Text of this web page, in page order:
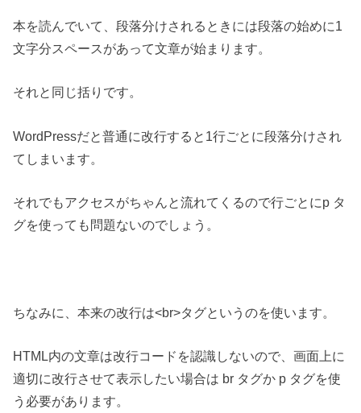
本を読んでいて、段落分けされるときには段落の始めに1
文字分スペースがあって文章が始まります。
それと同じ括りです。
WordPressだと普通に改行すると1行ごとに段落分けされ
てしまいます。
それでもアクセスがちゃんと流れてくるので行ごとにp タ
グを使っても問題ないのでしょう。
ちなみに、本来の改行は<br>タグというのを使います。
HTML内の文章は改行コードを認識しないので、画面上に
適切に改行させて表示したい場合は br タグか p タグを使
う必要があります。